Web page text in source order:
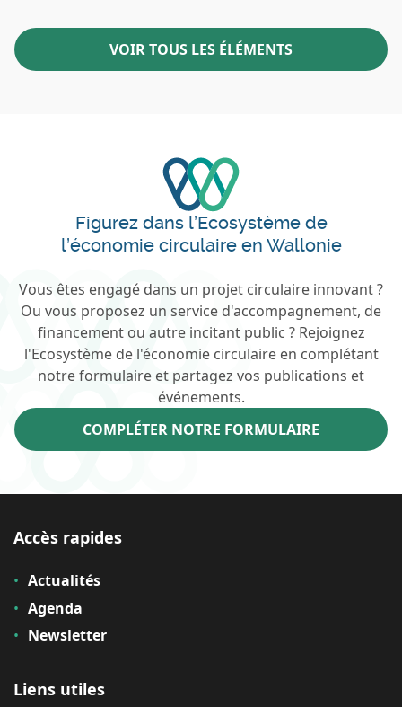
VOIR TOUS LES ÉLÉMENTS
Figurez dans l’Ecosystème de
l’économie circulaire en Wallonie
Vous êtes engagé dans un projet circulaire innovant ?
Ou vous proposez un service d'accompagnement, de
financement ou autre incitant public ? Rejoignez
l'Ecosystème de l'économie circulaire en complétant
notre formulaire et partagez vos publications et
événements.
COMPLÉTER NOTRE FORMULAIRE
Accès rapides
Actualités
Agenda
Newsletter
Liens utiles